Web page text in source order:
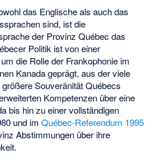
das Englische als auch das
sind, ist die
der Provinz Québec das
Politik ist von einer
die Rolle der Frankophonie im
Kanada geprägt, aus der viele
Souveränität Québecs
Kompetenzen über eine
bis hin zu einer vollständigen
und imQuébec-Referendum 1995
Abstimmungen über ihre